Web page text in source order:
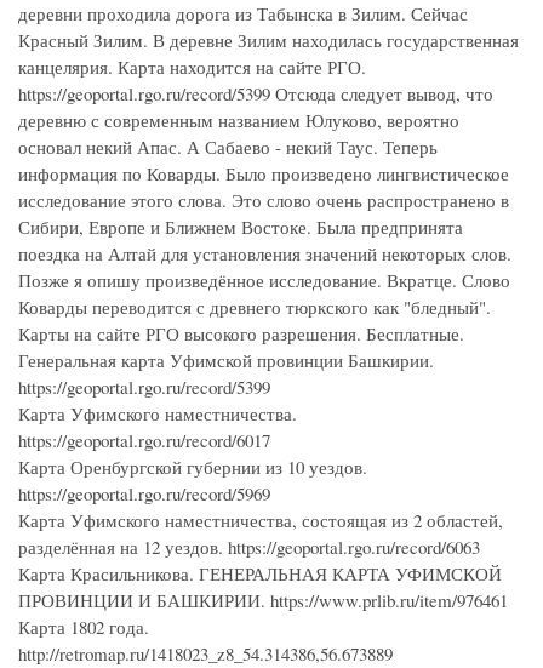
деревни проходила дорога из Табынска в Зилим. Сейчас
Красный Зилим. В деревне Зилим находилась государственная
канцелярия. Карта находится на сайте РГО.
https://geoportal.rgo.ru/record/5399 Отсюда следует вывод, что
деревню с современным названием Юлуково, вероятно
основал некий Апас. А Сабаево - некий Таус. Теперь
информация по Коварды. Было произведено лингвистическое
исследование этого слова. Это слово очень распространено в
Сибири, Европе и Ближнем Востоке. Была предпринята
поездка на Алтай для установления значений некоторых слов.
Позже я опишу произведённое исследование. Вкратце. Слово
Коварды переводится с древнего тюркского как "бледный".
Карты на сайте РГО высокого разрешения. Бесплатные.
Генеральная карта Уфимской провинции Башкирии.
https://geoportal.rgo.ru/record/5399
Карта Уфимского наместничества.
https://geoportal.rgo.ru/record/6017
Карта Оренбургской губернии из 10 уездов.
https://geoportal.rgo.ru/record/5969
Карта Уфимского наместничества, состоящая из 2 областей,
разделённая на 12 уездов. https://geoportal.rgo.ru/record/6063
Карта Красильникова. ГЕНЕРАЛЬНАЯ КАРТА УФИМСКОЙ
ПРОВИНЦИИ И БАШКИРИИ. https://www.prlib.ru/item/976461
Карта 1802 года.
http://retromap.ru/1418023_z8_54.314386,56.673889